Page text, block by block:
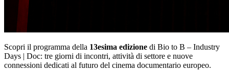
Scopri il programma della 13esima edizione di Bio to B – Industry
Days | Doc: tre giorni di incontri, attività di settore e nuove
connessioni dedicati al futuro del cinema documentario europeo.